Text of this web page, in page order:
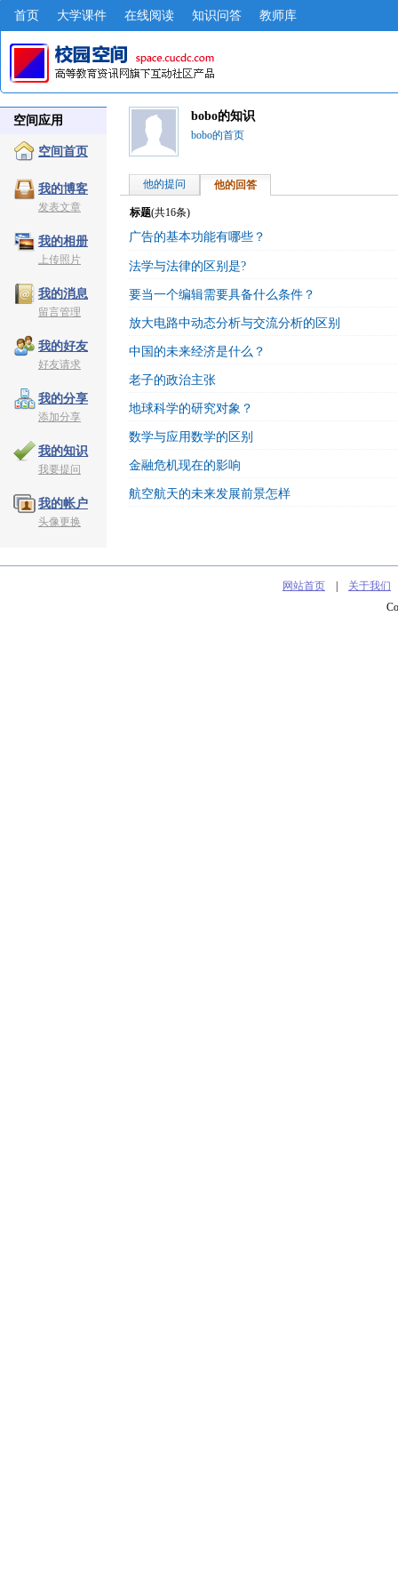
首页 大学课件 在线阅读 知识问答 教师库
空间应用
空间首页
我的博客
发表文章
我的相册
上传照片
我的消息
留言管理
我的好友
好友请求
我的分享
添加分享
我的知识
我要提问
我的帐户
头像更换
bobo的知识
bobo的首页
他的提问 他的回答
标题(共16条)
广告的基本功能有哪些？
法学与法律的区别是?
要当一个编辑需要具备什么条件？
放大电路中动态分析与交流分析的区别
中国的未来经济是什么？
老子的政治主张
地球科学的研究对象？
数学与应用数学的区别
金融危机现在的影响
航空航天的未来发展前景怎样
网站首页 关于我们